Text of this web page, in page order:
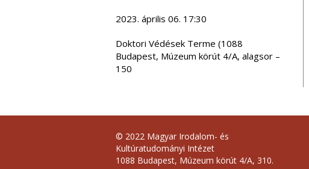
2023. április 06. 17:30
Doktori Védések Terme (1088
Budapest, Múzeum körút 4/A, alagsor –
150
© 2022 Magyar Irodalom- és
Kultúratudományi Intézet
1088 Budapest, Múzeum körút 4/A, 310.